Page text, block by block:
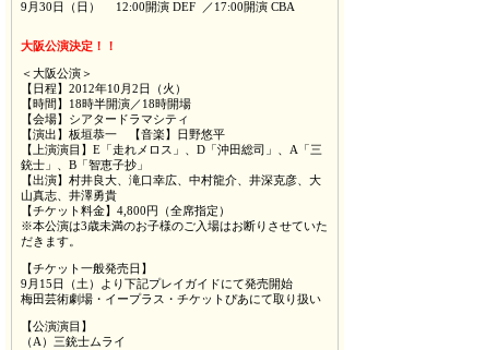
9月30日（日） 12:00開演 DEF ／17:00開演 CBA
大阪公演決定！！
＜大阪公演＞
【日程】2012年10月2日（火）
【時間】18時半開演／18時開場
【会場】シアタードラマシティ
【演出】板垣恭一 【音楽】日野悠平
【上演演目】E「走れメロス」、D「沖田総司」、A「三
銃士」、B「智恵子抄」
【出演】村井良大、滝口幸広、中村龍介、井深克彦、大
山真志、井澤勇貴
【チケット料金】4,800円（全席指定）
※本公演は3歳未満のお子様のご入場はお断りさせていた
だきます。
【チケット一般発売日】
9月15日（土）より下記プレイガイドにて発売開始
梅田芸術劇場・イープラス・チケットぴあにて取り扱い
【公演演目】
（A）三銃士ムライ